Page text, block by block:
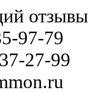
97-79
27-99